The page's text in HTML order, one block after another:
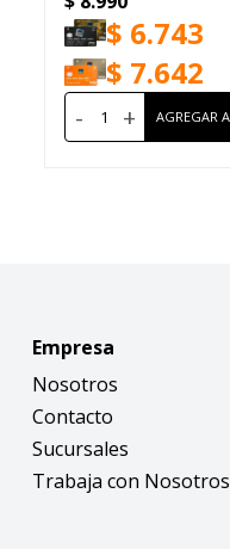
$ 6.743
$ 7.642
- +
Empresa
Nosotros
Contacto
Sucursales
Trabaja con Nosotros